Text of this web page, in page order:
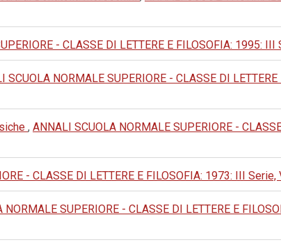
- CLASSE DI LETTERE E FILOSOFIA: 1995: III
SCUOLA NORMALE SUPERIORE - CLASSE DI
, ANNALI SCUOLA NORMALE SUPERIORE -
- CLASSE DI LETTERE E FILOSOFIA: 1973: III
NORMALE SUPERIORE - CLASSE DI LETTERE E